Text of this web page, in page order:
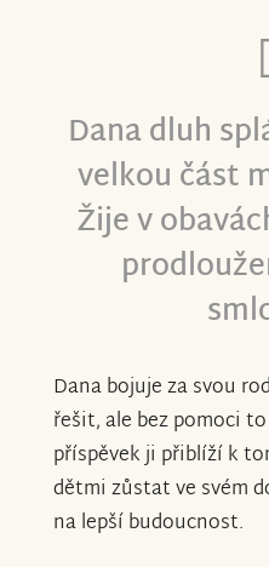
Dana dluh
velkou část
Žije v
Dana bojuje za svou
řešit, ale bez pomoci
příspěvek ji přiblíží k
dětmi zůstat ve svém
na lepší budoucnost.